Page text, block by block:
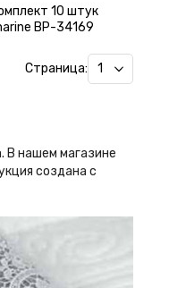
10 штук
BP-34169
Страница:
В нашем магазине
создана с